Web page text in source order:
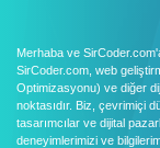
Merhaba ve
SirCoder.com, web
Optimizasyonu) ve diğer
noktasıdır. Biz, çevrimiçi
tasarımcılar ve dijital
deneyimlerimizi ve